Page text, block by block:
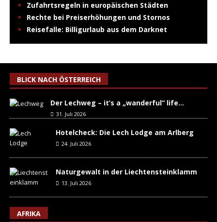
Zufahrtsregeln in europäischen Städten
Rechte bei Preiserhöhungen und Stornos
Reisefalle: Billigurlaub aus dem Darknet
BLICK NACH ÖSTERREICH
Der Lechweg – it’s a „wanderful“ life…
31. Juli 2026
Hotelcheck: Die Lech Lodge am Arlberg
24. Juli 2026
Naturgewalt in der Liechtensteinklamm
13. Juli 2026
AFRIKA